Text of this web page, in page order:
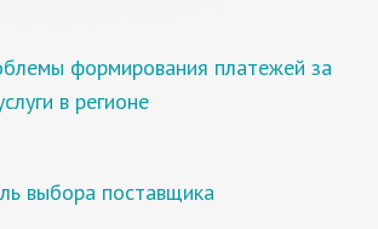
формирования платежей за
в регионе
выбора поставщика